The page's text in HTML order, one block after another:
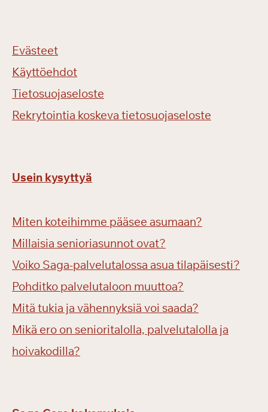
Evästeet
Käyttöehdot
Tietosuojaseloste
Rekrytointia koskeva tietosuojaseloste
Usein kysyttyä
Miten koteihimme pääsee asumaan?
Millaisia senioriasunnot ovat?
Voiko Saga-palvelutalossa asua tilapäisesti?
Pohditko palvelutaloon muuttoa?
Mitä tukia ja vähennyksiä voi saada?
Mikä ero on senioritalolla, palvelutalolla ja
hoivakodilla?